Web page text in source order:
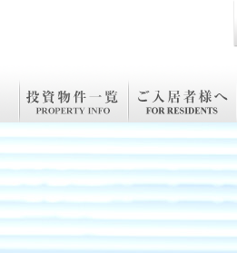
リノベーション